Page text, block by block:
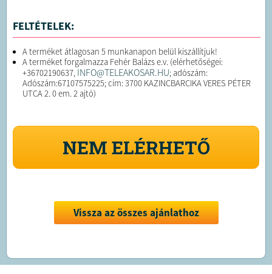
FELTÉTELEK:
A terméket átlagosan 5 munkanapon belül kiszállítjuk!
A terméket forgalmazza Fehér Balázs e.v. (elérhetőségei:
+36702190637, INFO@TELEAKOSAR.HU; adószám:
Adószám:67107575225; cím: 3700 KAZINCBARCIKA VERES PÉTER
UTCA 2. 0 em. 2 ajtó)
NEM ELÉRHETŐ
Vissza az összes ajánlathoz